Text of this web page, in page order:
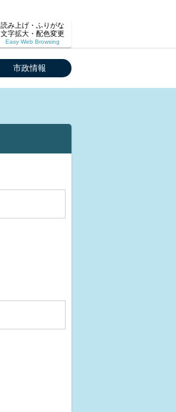
読み上げ・ふりがな
文字拡大・配色変更
Easy Web Browsing
市政情報